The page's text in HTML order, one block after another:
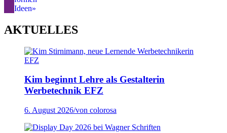
Ideen»
AKTUELLES
Kim beginnt Lehre als Gestalterin
Werbetechnik EFZ
6. August 2026/von colorosa